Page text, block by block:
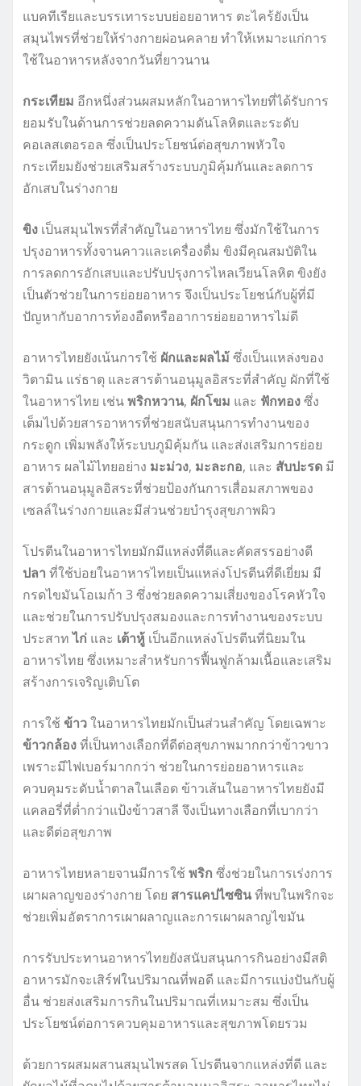
แบคทีเรียและบรรเทาระบบย่อยอาหาร ตะไคร้ยังเป็น
สมุนไพรที่ช่วยให้ร่างกายผ่อนคลาย ทำให้เหมาะแก่การ
ใช้ในอาหารหลังจากวันที่ยาวนาน
กระเทียม อีกหนึ่งส่วนผสมหลักในอาหารไทยที่ได้รับการ
ยอมรับในด้านการช่วยลดความดันโลหิตและระดับ
คอเลสเตอรอล ซึ่งเป็นประโยชน์ต่อสุขภาพหัวใจ
กระเทียมยังช่วยเสริมสร้างระบบภูมิคุ้มกันและลดการ
อักเสบในร่างกาย
ขิง เป็นสมุนไพรที่สำคัญในอาหารไทย ซึ่งมักใช้ในการ
ปรุงอาหารทั้งจานคาวและเครื่องดื่ม ขิงมีคุณสมบัติใน
การลดการอักเสบและปรับปรุงการไหลเวียนโลหิต ขิงยัง
เป็นตัวช่วยในการย่อยอาหาร จึงเป็นประโยชน์กับผู้ที่มี
ปัญหากับอาการท้องอืดหรืออาการย่อยอาหารไม่ดี
อาหารไทยยังเน้นการใช้ ผักและผลไม้ซึ่งเป็นแหล่งของ
วิตามิน แร่ธาตุ และสารต้านอนุมูลอิสระที่สำคัญ ผักที่ใช้
ในอาหารไทย เช่นพริกหวาน, ผักโขม และ ฟักทองซึ่ง
เต็มไปด้วยสารอาหารที่ช่วยสนับสนุนการทำงานของ
กระดูก เพิ่มพลังให้ระบบภูมิคุ้มกัน และส่งเสริมการย่อย
อาหาร ผลไม้ไทยอย่าง มะม่วง, มะละกอ, และ สับปะรด มี
สารต้านอนุมูลอิสระที่ช่วยป้องกันการเสื่อมสภาพของ
เซลล์ในร่างกายและมีส่วนช่วยบำรุงสุขภาพผิว
โปรตีนในอาหารไทยมักมีแหล่งที่ดีและคัดสรรอย่างดี
ปลา ที่ใช้บ่อยในอาหารไทยเป็นแหล่งโปรตีนที่ดีเยี่ยม มี
กรดไขมันโอเมก้า 3 ซึ่งช่วยลดความเสี่ยงของโรคหัวใจ
และช่วยในการปรับปรุงสมองและการทำงานของระบบ
ประสาทไก่ และ เต้าหู้ เป็นอีกแหล่งโปรตีนที่นิยมใน
อาหารไทย ซึ่งเหมาะสำหรับการฟื้นฟูกล้ามเนื้อและเสริม
สร้างการเจริญเติบโต
การใช้ ข้าวในอาหารไทยมักเป็นส่วนสำคัญ โดยเฉพาะ
ข้าวกล้องที่เป็นทางเลือกที่ดีต่อสุขภาพมากกว่าข้าวขาว
เพราะมีไฟเบอร์มากกว่า ช่วยในการย่อยอาหารและ
ควบคุมระดับน้ำตาลในเลือด ข้าวเส้นในอาหารไทยยังมี
แคลอรี่ที่ต่ำกว่าแป้งข้าวสาลี จึงเป็นทางเลือกที่เบากว่า
และดีต่อสุขภาพ
อาหารไทยหลายจานมีการใช้ พริก ซึ่งช่วยในการเร่งการ
เผาผลาญของร่างกาย โดย สารแคปไซซินที่พบในพริกจะ
ช่วยเพิ่มอัตราการเผาผลาญและการเผาผลาญไขมัน
การรับประทานอาหารไทยยังสนับสนุนการกินอย่างมีสติ
อาหารมักจะเสิร์ฟในปริมาณที่พอดี และมีการแบ่งปันกับผู้
อื่น ช่วยส่งเสริมการกินในปริมาณที่เหมาะสม ซึ่งเป็น
ประโยชน์ต่อการควบคุมอาหารและสุขภาพโดยรวม
ด้วยการผสมผสานสมุนไพรสด โปรตีนจากแหล่งที่ดี และ